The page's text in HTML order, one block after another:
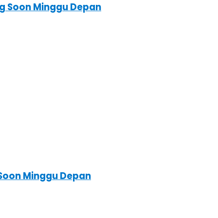
Soon Minggu Depan
Minggu Depan